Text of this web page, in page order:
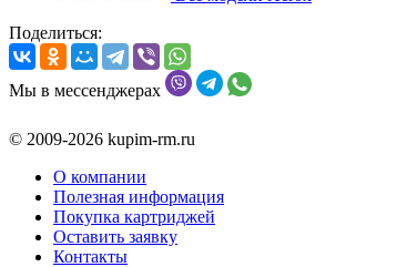
Поделиться:
Мы в мессенджерах
© 2009-2026 kupim-rm.ru
О компании
Полезная информация
Покупка картриджей
Оставить заявку
Контакты